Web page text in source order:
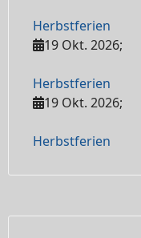
Herbstferien
19 Okt. 2026;
Herbstferien
19 Okt. 2026;
Herbstferien